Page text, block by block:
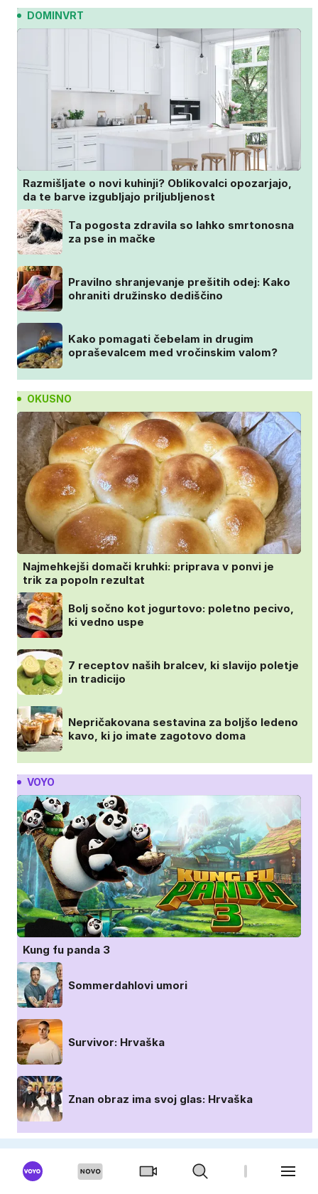
DOMINVRT
Razmišljate o novi kuhinji? Oblikovalci opozarjajo,
da te barve izgubljajo priljubljenost
Ta pogosta zdravila so lahko smrtonosna
za pse in mačke
Pravilno shranjevanje prešitih odej: Kako
ohraniti družinsko dediščino
Kako pomagati čebelam in drugim
opraševalcem med vročinskim valom?
OKUSNO
Najmehkejši domači kruhki: priprava v ponvi je
trik za popoln rezultat
Bolj sočno kot jogurtovo: poletno pecivo,
ki vedno uspe
7 receptov naših bralcev, ki slavijo poletje
in tradicijo
Nepričakovana sestavina za boljšo ledeno
kavo, ki jo imate zagotovo doma
VOYO
Kung fu panda 3
Sommerdahlovi umori
Survivor: Hrvaška
Znan obraz ima svoj glas: Hrvaška